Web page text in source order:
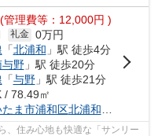
(管理費等：12,000円 )
礼金 0万円
「北浦和 」駅 徒歩4分
与野」駅 徒歩20分
「与野」駅 徒歩21分
/ 78.49㎡
たま市浦和区北浦和
、住み心地も快適な「サンリー